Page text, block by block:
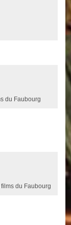
du Faubourg
du Faubourg